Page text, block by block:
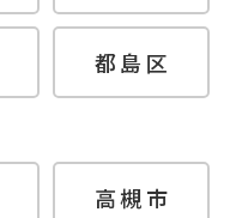
都島区
高槻市